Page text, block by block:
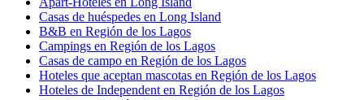
Casas de huéspedes en Long Island
B&B en Región de los Lagos
Campings en Región de los Lagos
Casas de campo en Región de los Lagos
Hoteles que aceptan mascotas en Región de los Lagos
Hoteles de Independent en Región de los Lagos